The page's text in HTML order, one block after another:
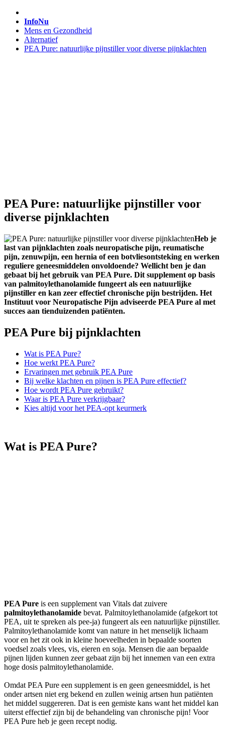
InfoNu
Mens en Gezondheid
Alternatief
PEA Pure: natuurlijke pijnstiller voor diverse pijnklachten
PEA Pure: natuurlijke pijnstiller voor
diverse pijnklachten
Heb je
last van pijnklachten zoals neuropatische pijn, reumatische
pijn, zenuwpijn, een hernia of een botvliesontsteking en werken
reguliere geneesmiddelen onvoldoende? Wellicht ben je dan
gebaat bij het gebruik van PEA Pure. Dit supplement op basis
van palmitoylethanolamide fungeert als een natuurlijke
pijnstiller en kan zeer effectief chronische pijn bestrijden. Het
Instituut voor Neuropatische Pijn adviseerde PEA Pure al met
succes aan tienduizenden patiënten.
PEA Pure bij pijnklachten
Wat is PEA Pure?
Hoe werkt PEA Pure?
Ervaringen met gebruik PEA Pure
Bij welke klachten en pijnen is PEA Pure effectief?
Hoe wordt PEA Pure gebruikt?
Waar is PEA Pure verkrijgbaar?
Kies altijd voor het PEA-opt keurmerk
Wat is PEA Pure?
PEA Pure is een supplement van Vitals dat zuivere
palmitoylethanolamide bevat. Palmitoylethanolamide (afgekort tot
PEA, uit te spreken als pee-ja) fungeert als een natuurlijke pijnstiller.
Palmitoylethanolamide komt van nature in het menselijk lichaam
voor en het zit ook in kleine hoeveelheden in bepaalde soorten
voedsel zoals vlees, vis, eieren en soja. Mensen die aan bepaalde
pijnen lijden kunnen zeer gebaat zijn bij het innemen van een extra
hoge dosis palmitoylethanolamide.
Omdat PEA Pure een supplement is en geen geneesmiddel, is het
onder artsen niet erg bekend en zullen weinig artsen hun patiënten
het middel suggereren. Dat is een gemiste kans want het middel kan
uiterst effectief zijn bij de behandeling van chronische pijn! Voor
PEA Pure heb je geen recept nodig.